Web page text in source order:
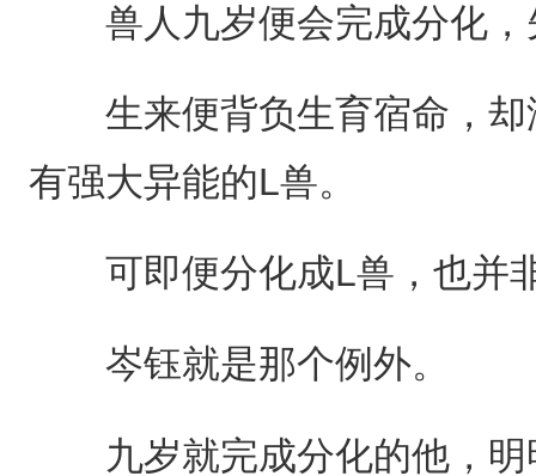
兽人九岁便会完成分化，
生来便背负生育宿命，却
有强大异能的L兽。
可即便分化成L兽，也并
岑钰就是那个例外。
九岁就完成分化的他，明